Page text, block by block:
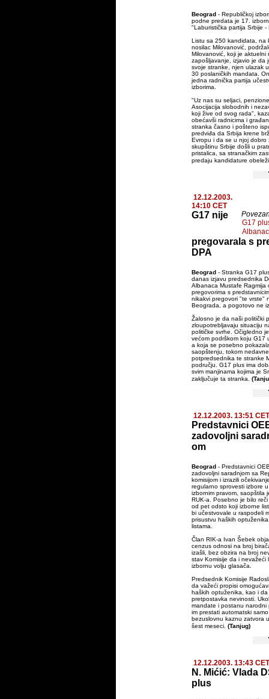
Beograd - Republičkoj
podne predata je 17.
"Laburistička partija Srbije -
Listu sa 250 kandidata, na
nosilac Milovanović,
Milovanović, koji je aktuelni
zapošljavanje, izjavio je da
svoje stranke, njen ulazak
30 poslaničkih mandata.
jedna radnička partija
izborima.
"Uz nas su seljaci,
Asocijacija slobodnih i
koji žive od svog rada",
obećavši radnicima i
stranka časno i pošteno
predviđa da Srbija krene
Evropu i da se u njoj dobro
skupštinu Srbije došli u
pristalica, sa stranačkim
predaju kandidature
12.12.2003.
14:10 CET
G17
G17 nije
pregovarala s
DPA
Beograd - Stranka G17
danas izjavu predsednika
Albanaca Mustafe Ragmija
pregovorima s
nikakvi pregovori "te vrste"
Beograda, a pogotovo ne
Žalosno je da naši politički
zloupotrebljavaju situaciju
političke svrhe. Očigledno
većom podrškom koju G17
a koja se posebno
saopštenju, tokom
potpredsednika te stranke
području. G17 plus ima
svim manjinama kojima je
zaključuje ta stranka.
12.12.2003. 13:51 CET
Predstavnici
zadovoljni
om
Beograd - Predstavnici
zadovoljni saradnjom sa
komisijom i izrazili
regularno sprovesti izbore
izbornim pravom, saopštila
RUK-a. Posebno je bilo
od pet odsto koji izborne
bi učestvovale u raspodeli
prisustvu haških
listama.
Član RIK-a Ivan Šebek
cenzus odnosi na broj
izašli, bez obzira na broj
stav Komisije da i nevažeći
izbornu volju glasača.
Predsednik Komisije
da važeći propisi
haških optuženika, kao i da
pretpostavka nevinosti.
mandate i postanu narodni
im prestati automatski
bezuslovnu kaznu zatvora
šest meseci. (Tanjug)
12.12.2003. 13:43 CET
N. Mićić: Vlada
plus